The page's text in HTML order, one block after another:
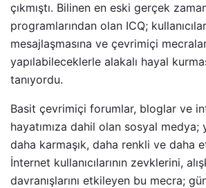
çıkmıştı. Bilinen en eski gerçek
programlarından olan ICQ;
mesajlaşmasına ve çevrimiçi
yapılabileceklerle alakalı hayal
tanıyordu.
Basit çevrimiçi forumlar, bloglar ve
hayatımıza dahil olan sosyal medya;
daha karmaşık, daha renkli ve daha
İnternet kullanıcılarının zevklerini,
davranışlarını etkileyen bu mecra;